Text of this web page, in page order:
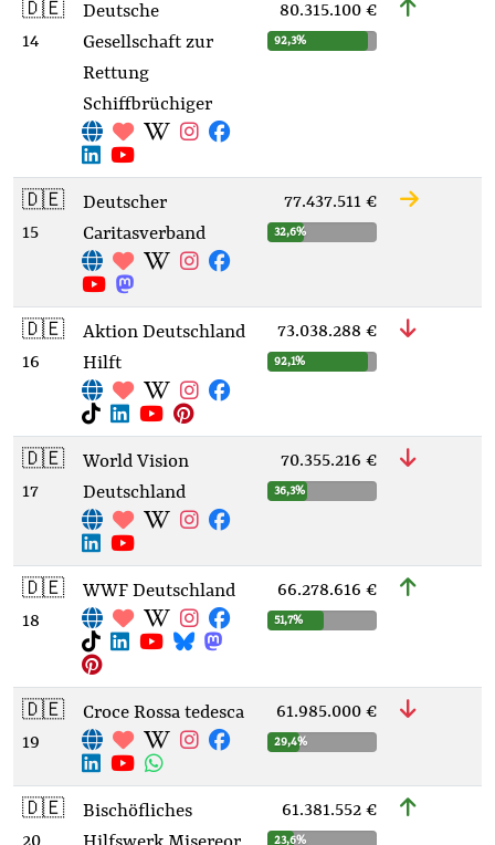
🇩🇪
14
Deutsche
Gesellschaft zur
Rettung
Schiffbrüchiger
80.315.100 €
92,3%
🇩🇪
15
Deutscher
Caritasverband
77.437.511 €
32,6%
🇩🇪
16
Aktion Deutschland
Hilft
73.038.288 €
92,1%
🇩🇪
17
World Vision
Deutschland
70.355.216 €
36,3%
🇩🇪
18
WWF Deutschland 66.278.616 €
51,7%
🇩🇪
19
Croce Rossa tedesca 61.985.000 €
29,4%
🇩🇪
Bischöfliches
61.381.552 €
23,6%